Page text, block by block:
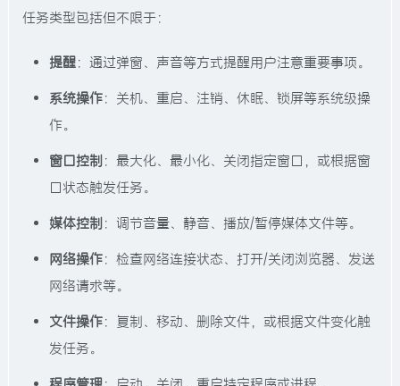
任务类型包括但不限于：
提醒：通过弹窗、声音等方式提醒用户注意重要事项。
系统操作：关机、重启、注销、休眠、锁屏等系统级操
作。
窗口控制：最大化、最小化、关闭指定窗口，或根据窗
口状态触发任务。
媒体控制：调节音量、静音、播放/暂停媒体文件等。
网络操作：检查网络连接状态、打开/关闭浏览器、发送
网络请求等。
文件操作：复制、移动、删除文件，或根据文件变化触
发任务。